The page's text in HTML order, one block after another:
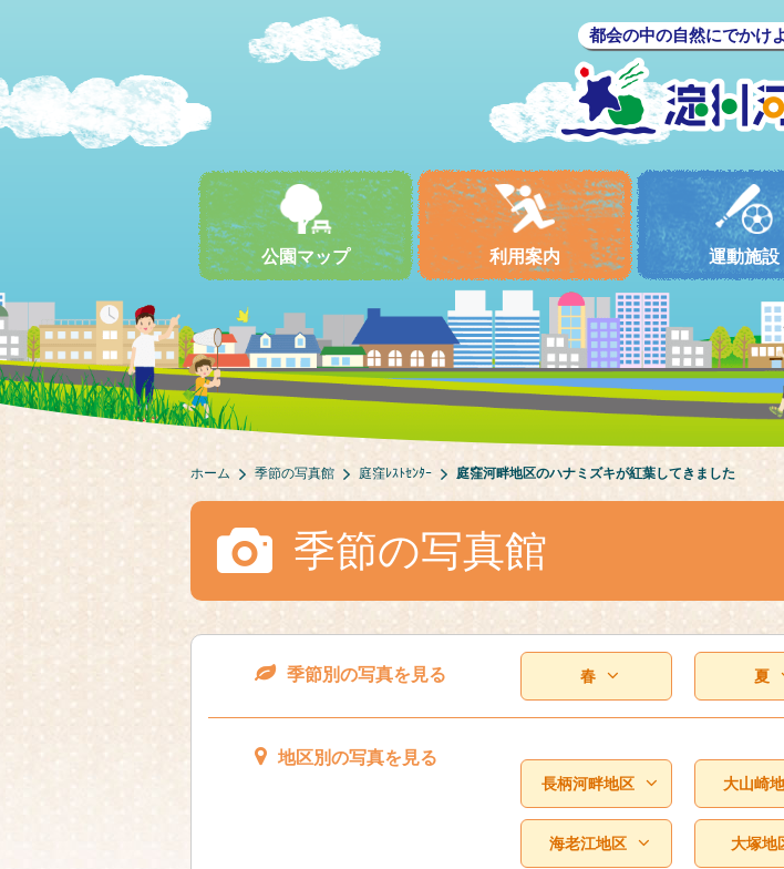
都会の中の自然にでかけ
公園マップ 利用案内 運動施設
ホーム 季節の写真館 庭窪ﾚｽﾄｾﾝﾀｰ 庭窪河畔地区のハナミズキが紅葉してきました
季節の写真館
季節別の写真を見る 春 夏
地区別の写真を見る
長柄河畔地区 大山崎
海老江地区 大塚地